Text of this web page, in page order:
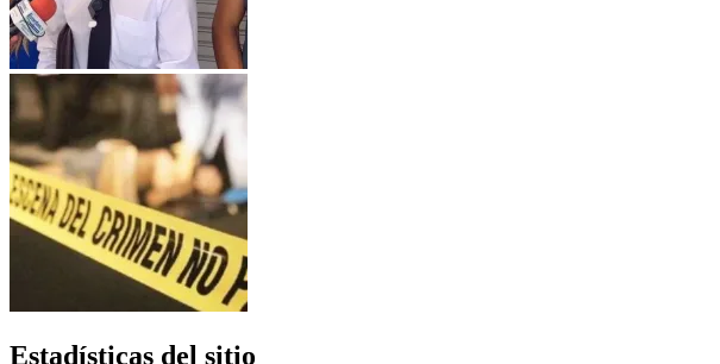
Estadísticas del sitio